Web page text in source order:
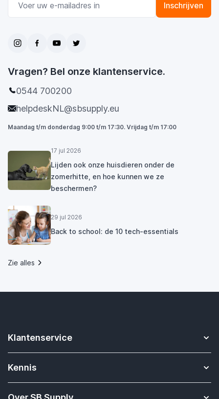
Inschrijven
Vragen? Bel onze klantenservice.
0544 700200
helpdeskNL@sbsupply.eu
Maandag t/m donderdag 9:00 t/m 17:30. Vrijdag t/m 17:00
17 jul 2026
Lijden ook onze huisdieren onder de
zomerhitte, en hoe kunnen we ze
beschermen?
29 jul 2026
Back to school: de 10 tech-essentials
Zie alles
Klantenservice
Contact
Verzending & bezorging
Kennis
Apple Watch bandjes kennisbank